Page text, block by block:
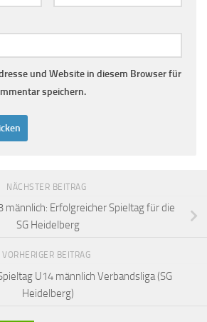
und Website in diesem Browser für
speichern.
NÄCHSTER BEITRAG
männlich: Erfolgreicher Spieltag für die
SG Heidelberg
VORHERIGER BEITRAG
U14 männlich Verbandsliga (SG
Heidelberg)